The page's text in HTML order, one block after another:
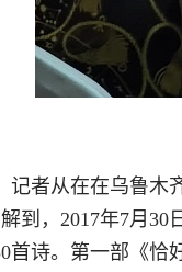
者从在在乌鲁木
到，2017年7月
首诗。第一部《